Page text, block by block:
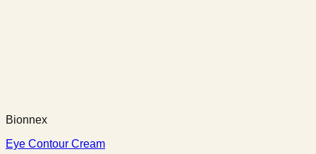
Bionnex
Eye Contour Cream